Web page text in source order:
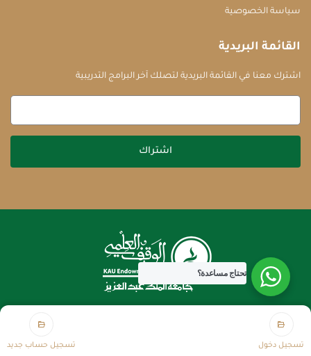
تحتاج مساعدة؟
تسجيل دخول تسجيل حساب جديد
سياسة الخصوصية
القائمة البريدية
اشترك معنا في القائمة البريدية لتصلك آخر البرامج التدريبية
اشتراك